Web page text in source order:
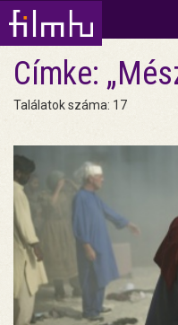
Címke:
Találatok száma: 17